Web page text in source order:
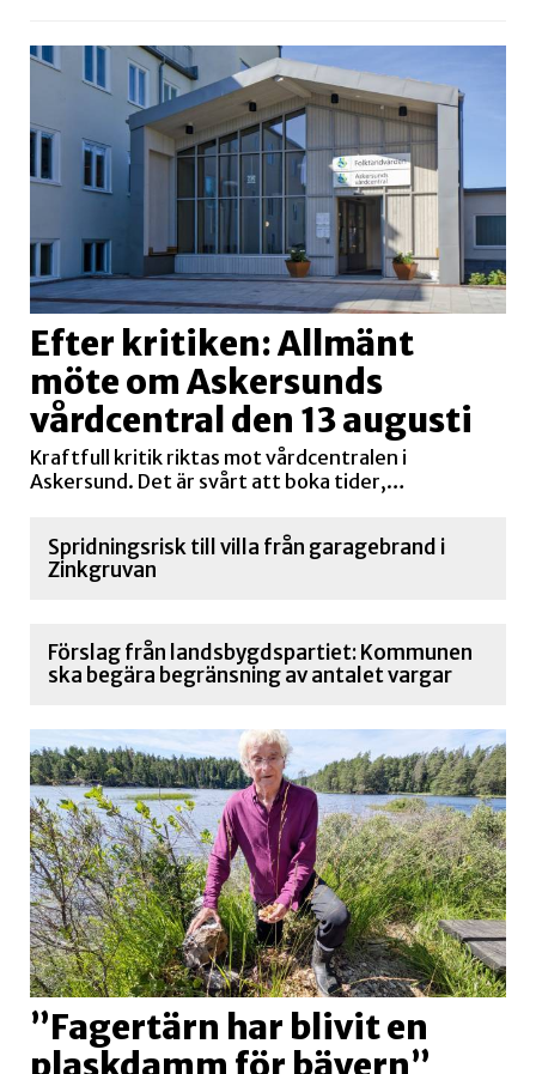
Efter kritiken: Allmänt
möte om Askersunds
vårdcentral den 13 augusti
Kraftfull kritik riktas mot vårdcentralen i
Askersund. Det är svårt att boka tider,…
Spridningsrisk till villa från garagebrand i
Zinkgruvan
Förslag från landsbygdspartiet: Kommunen
ska begära begränsning av antalet vargar
”Fagertärn har blivit en